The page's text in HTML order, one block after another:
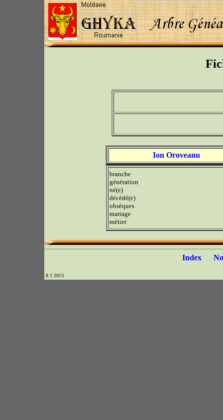
Ion Oroveanu
branche
génération
né(e)
décédé(e)
obsèques
mariage
métier
Index
8 1 2013